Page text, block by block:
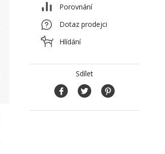
Porovnání
Dotaz prodejci
Hlídání
Sdílet